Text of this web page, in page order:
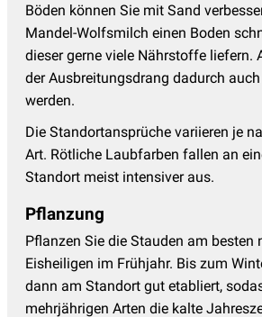
Böden können Sie mit Sand
Mandel-Wolfsmilch einen Boden
dieser gerne viele Nährstoffe liefern.
der Ausbreitungsdrang dadurch
werden.
Die Standortansprüche variieren je
Art. Rötliche Laubfarben fallen an
Standort meist intensiver aus.
Pflanzung
Pflanzen Sie die Stauden am besten
Eisheiligen im Frühjahr. Bis zum
dann am Standort gut etabliert,
mehrjährigen Arten die kalte